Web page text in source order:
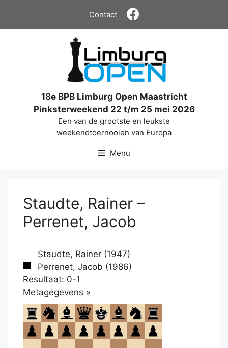
de
Contact
18e BPB Limburg Open Maastricht
Pinksterweekend 22 t/m 25 mei 2026
Een van de grootste en leukste
weekendtoernooien van Europa
Menu
Staudte, Rainer –
Perrenet, Jacob
Staudte, Rainer (1947)
Perrenet, Jacob (1986)
Resultaat: 0-1
Metagegevens »
om
te
openen.